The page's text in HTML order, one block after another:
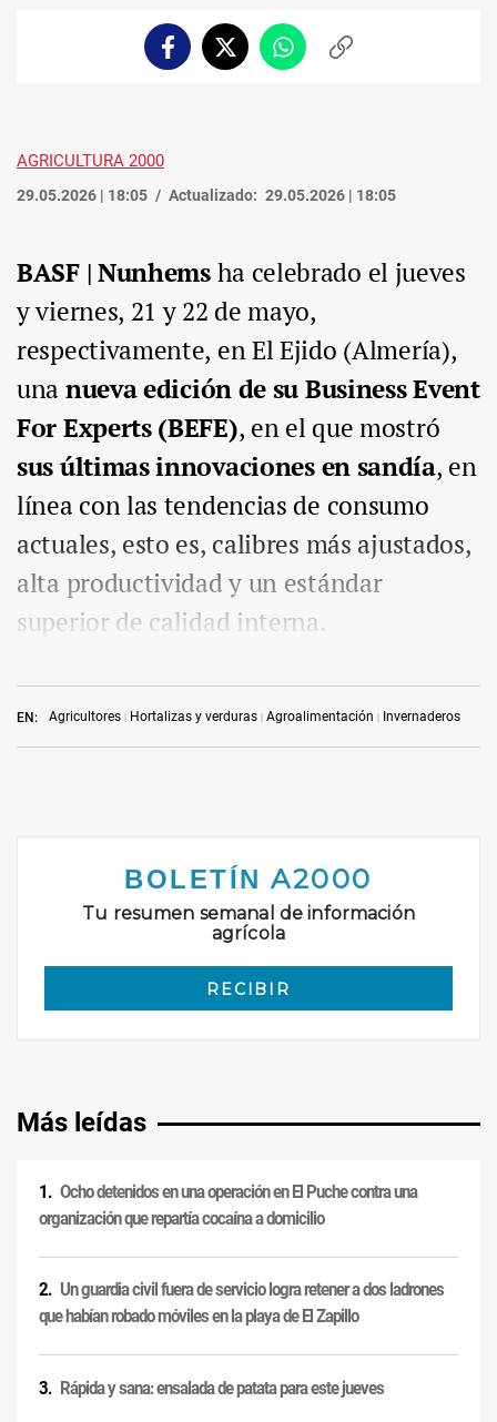
FacebookTwitterWhatsappCopiar
AGRICULTURA 2000
29.05.2026 | 18:05 Actualizado: 29.05.2026 | 18:05
EN: Agricultores Hortalizas y verduras Agroalimentación Invernaderos
BASF | Nunhemsha celebrado el jueves
y viernes, 21 y 22 de mayo,
respectivamente, en El Ejido (Almería),
una nueva edición de su Business Event
For Experts (BEFE), en el que mostró
sus últimas innovaciones en sandía, en
línea con las tendencias de consumo
actuales, esto es, calibres más ajustados,
alta productividad y un estándar
superior de calidad interna.
Más leídas
Ocho detenidos en una operación en El Puche contra una
organización que repartía cocaína a domicilio
Un guardia civil fuera de servicio logra retener a dos ladrones
que habían robado móviles en la playa de El Zapillo
Rápida y sana: ensalada de patata para este jueves